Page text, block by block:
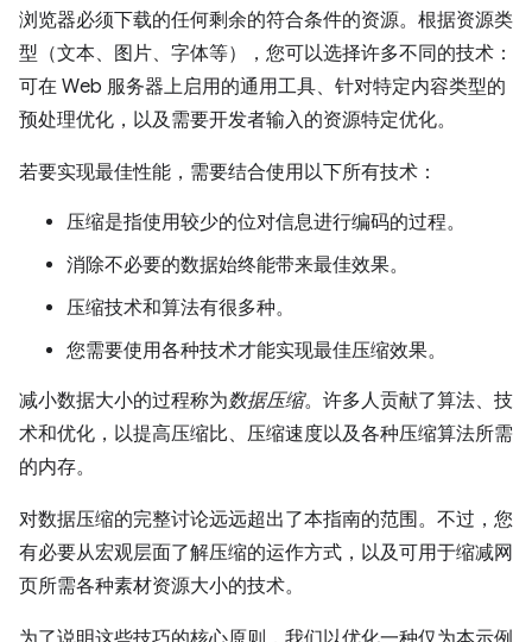
浏览器必须下载的任何剩余的符合条件的资源。根据资源类
型（文本、图片、字体等），您可以选择许多不同的技术：
可在 Web 服务器上启用的通用工具、针对特定内容类型的
预处理优化，以及需要开发者输入的资源特定优化。
若要实现最佳性能，需要结合使用以下所有技术：
压缩是指使用较少的位对信息进行编码的过程。
消除不必要的数据始终能带来最佳效果。
压缩技术和算法有很多种。
您需要使用各种技术才能实现最佳压缩效果。
减小数据大小的过程称为数据压缩。许多人贡献了算法、技
术和优化，以提高压缩比、压缩速度以及各种压缩算法所需
的内存。
对数据压缩的完整讨论远远超出了本指南的范围。不过，您
有必要从宏观层面了解压缩的运作方式，以及可用于缩减网
页所需各种素材资源大小的技术。